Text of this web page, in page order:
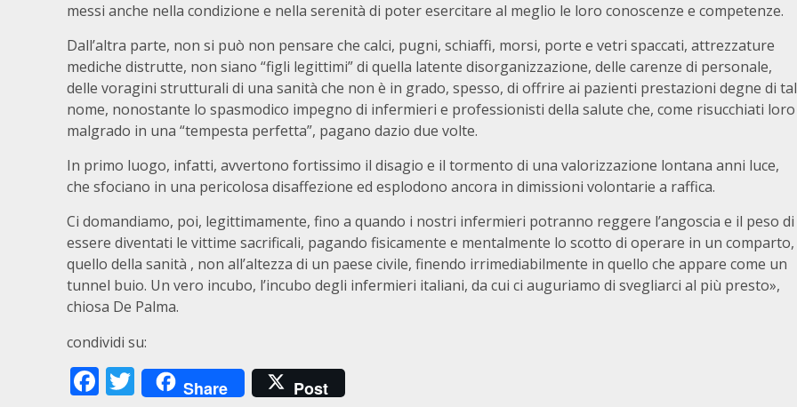
messi anche nella condizione e nella serenità di poter esercitare al meglio le loro conoscenze e competenze.
Dall’altra parte, non si può non pensare che calci, pugni, schiaffi, morsi, porte e vetri spaccati, attrezzature
mediche distrutte, non siano “figli legittimi” di quella latente disorganizzazione, delle carenze di personale,
delle voragini strutturali di una sanità che non è in grado, spesso, di offrire ai pazienti prestazioni degne di tal
nome, nonostante lo spasmodico impegno di infermieri e professionisti della salute che, come risucchiati loro
malgrado in una “tempesta perfetta”, pagano dazio due volte.
In primo luogo, infatti, avvertono fortissimo il disagio e il tormento di una valorizzazione lontana anni luce,
che sfociano in una pericolosa disaffezione ed esplodono ancora in dimissioni volontarie a raffica.
Ci domandiamo, poi, legittimamente, fino a quando i nostri infermieri potranno reggere l’angoscia e il peso di
essere diventati le vittime sacrificali, pagando fisicamente e mentalmente lo scotto di operare in un comparto,
quello della sanità , non all’altezza di un paese civile, finendo irrimediabilmente in quello che appare come un
tunnel buio. Un vero incubo, l’incubo degli infermieri italiani, da cui ci auguriamo di svegliarci al più presto»,
chiosa De Palma.
condividi su:
Facebook
Twitter
Share Post